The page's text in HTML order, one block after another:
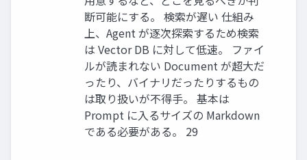
断可能にする。 検索が遅い 仕組み
上、Agent が逐次探索するため検索
は Vector DB に対して低速。 ファイ
ルが読まれない Document が超大だ
ったり、バイナリだったりするもの
は取り扱いが不得手。 基本は
Prompt に入るサイズの Markdown
である必要がある。 29